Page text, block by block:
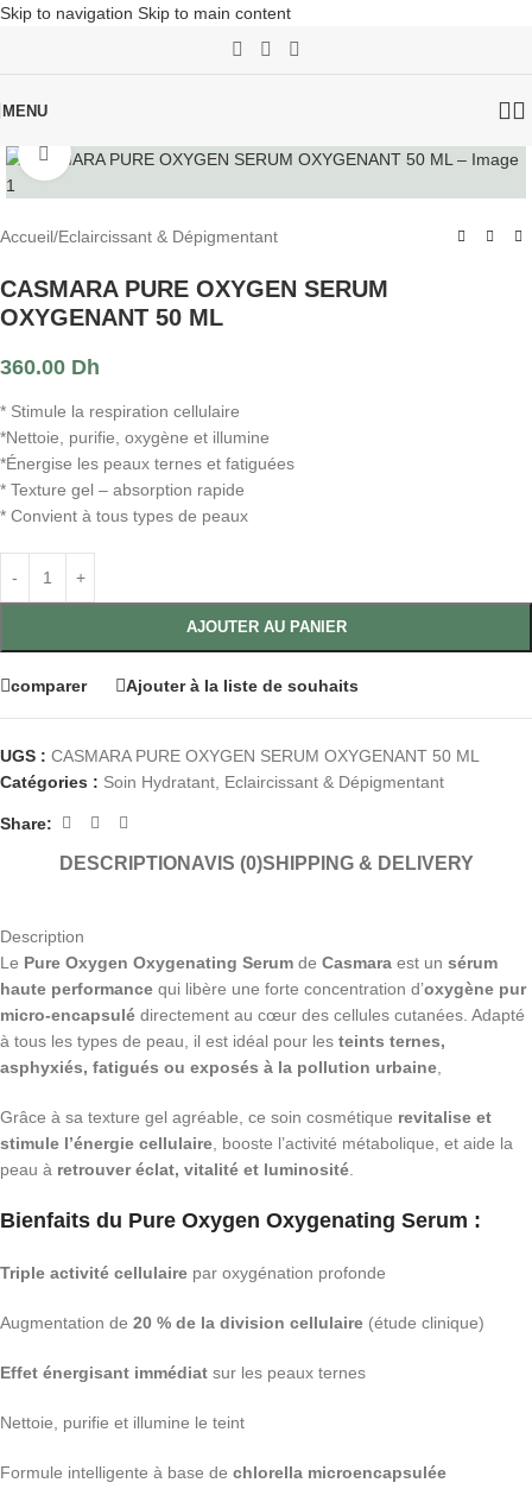
Skip to navigation Skip to main content
MENU
Click to enlarge
Accueil/Eclaircissant & Dépigmentant
CASMARA PURE OXYGEN SERUM
OXYGENANT 50 ML
360.00 Dh
* Stimule la respiration cellulaire
*Nettoie, purifie, oxygène et illumine
*Énergise les peaux ternes et fatiguées
* Texture gel – absorption rapide
* Convient à tous types de peaux
AJOUTER AU PANIER
comparer Ajouter à la liste de souhaits
UGS : CASMARA PURE OXYGEN SERUM OXYGENANT 50 ML
Catégories : Soin Hydratant Eclaircissant & Dépigmentant
Share:
DESCRIPTION AVIS (0)SHIPPING & DELIVERY
Description
Le Pure Oxygen Oxygenating Serum de Casmara est un sérum
haute performance qui libère une forte concentration d’oxygène pur
micro-encapsulé directement au cœur des cellules cutanées. Adapté
à tous les types de peau, il est idéal pour les teints ternes,
asphyxiés, fatigués ou exposés à la pollution urbaine
Grâce à sa texture gel agréable, ce soin cosmétique revitalise et
stimule l’énergie cellulaire , booste l’activité métabolique, et aide la
peau à retrouver éclat, vitalité et luminosité
Bienfaits du Pure Oxygen Oxygenating Serum :
Triple activité cellulaire par oxygénation profonde
Augmentation de 20 % de la division cellulaire (étude clinique)
Effet énergisant immédiat sur les peaux ternes
Nettoie, purifie et illumine le teint
Formule intelligente à base de chlorella microencapsulée